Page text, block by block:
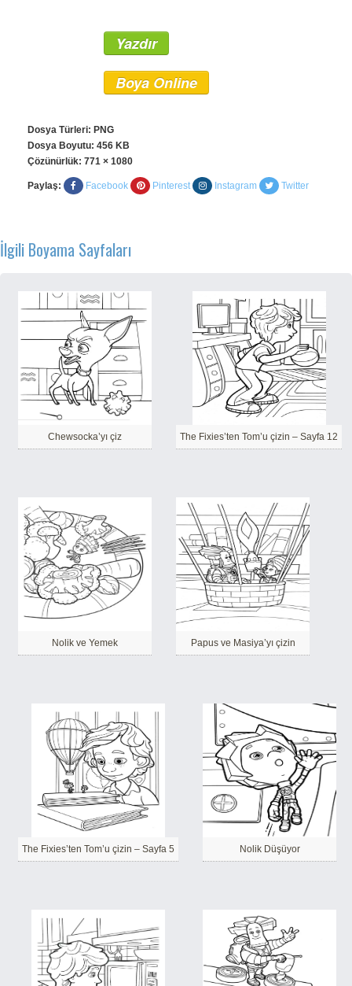
Yazdır
Boya Online
Dosya Türleri: PNG
Dosya Boyutu: 456 KB
Çözünürlük: 771 × 1080
Paylaş: Facebook Pinterest Instagram Twitter
İlgili Boyama Sayfaları
Chewsocka’yı çiz The Fixies’ten Tom’u çizin – Sayfa 12
Nolik ve Yemek Papus ve Masiya’yı çizin
The Fixies’ten Tom’u çizin – Sayfa 5 Nolik Düşüyor